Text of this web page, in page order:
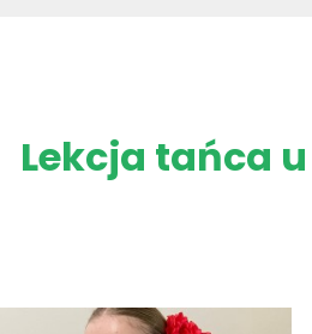
Lekcja tańca